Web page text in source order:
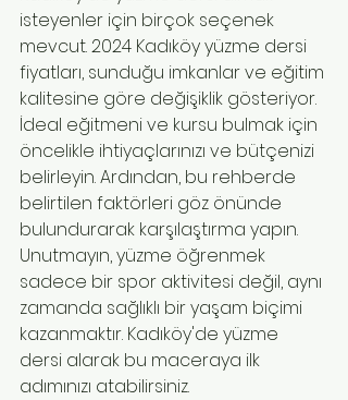
isteyenler için birçok seçenek
mevcut. 2024 Kadıköy yüzme dersi
fiyatları, sunduğu imkanlar ve eğitim
kalitesine göre değişiklik gösteriyor.
İdeal eğitmeni ve kursu bulmak için
öncelikle ihtiyaçlarınızı ve bütçenizi
belirleyin. Ardından, bu rehberde
belirtilen faktörleri göz önünde
bulundurarak karşılaştırma yapın.
Unutmayın, yüzme öğrenmek
sadece bir spor aktivitesi değil, aynı
zamanda sağlıklı bir yaşam biçimi
kazanmaktır. Kadıköy'de yüzme
dersi alarak bu maceraya ilk
adımınızı atabilirsiniz.